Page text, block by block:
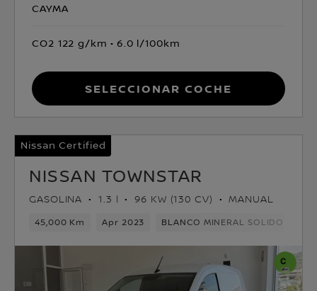
CAYMA
CO2 122 g/km 6.0 l/100km
Seleccionar coche
Nissan Certified
NISSAN TOWNSTAR
GASOLINA 1.3 l 96 KW (130 CV) MANUAL
45,000 Km Apr 2023 BLANCO MINERAL SOLIDO